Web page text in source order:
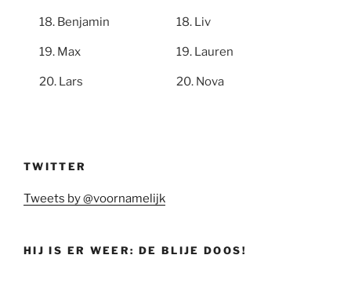
Benjamin
Max
Lars
Liv
Lauren
Nova
TWITTER
Tweets by @voornamelijk
HIJ IS ER WEER: DE BLIJE DOOS!